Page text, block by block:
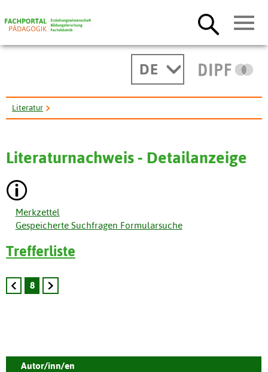
DE
Literatur
Literaturnachweis - Detailanzeige
Merkzettel
Gespeicherte Suchfragen Formularsuche
Trefferliste
8
Autor/inn/en